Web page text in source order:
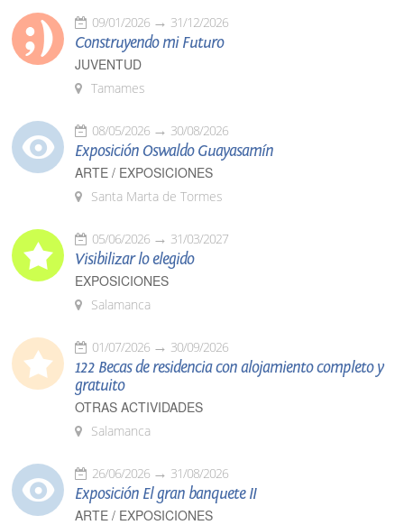
09/01/2026 31/12/2026
Construyendo mi Futuro
JUVENTUD
Tamames
08/05/2026 30/08/2026
Exposición Oswaldo Guayasamín
ARTE / EXPOSICIONES
Santa Marta de Tormes
05/06/2026 31/03/2027
Visibilizar lo elegido
EXPOSICIONES
Salamanca
01/07/2026 30/09/2026
122 Becas de residencia con alojamiento completo y
gratuito
OTRAS ACTIVIDADES
Salamanca
26/06/2026 31/08/2026
Exposición El gran banquete II
ARTE / EXPOSICIONES